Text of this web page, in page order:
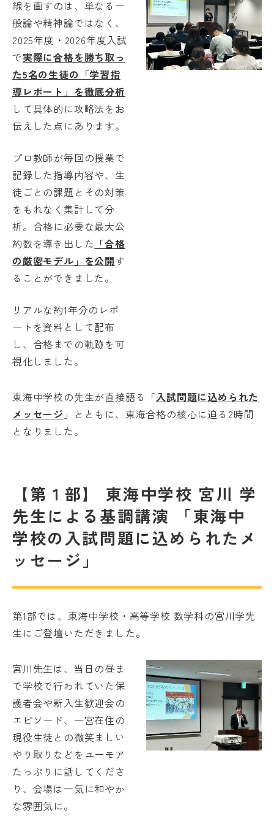
名門会note「プロが明かす合格のヒン
ト」
資料請求・お問い合わせ
線を画すのは、単なる一
般論や精神論ではなく、
2025年度・2026年度入試
で実際に合格を勝ち取っ
た5名の生徒の「学習指
導レポート」を徹底分析
して具体的に攻略法をお
伝えした点にあります。
プロ教師が毎回の授業で
記録した指導内容や、生
徒ごとの課題とその対策
をもれなく集計して分
析。合格に必要な最大公
約数を導き出した 「合格
の厳密モデル」を公開す
ることができました。
リアルな約1年分のレポ
ートを資料として配布
し、合格までの軌跡を可
視化しました。
東海中学校の先生が直接語る「入試問題に込められた
メッセージ 」とともに、東海合格の核心に迫る2時間
となりました。
【第１部】 東海中学校 宮川 学
先生による基調講演 「東海中
学校の入試問題に込められたメ
ッセージ」
第1部では、東海中学校・高等学校 数学科の宮川学先
生にご登壇いただきました。
宮川先生は、当日の昼ま
で学校で行われていた保
護者会や新入生歓迎会の
エピソード、一宮在住の
現役生徒との微笑ましい
やり取りなどをユーモア
たっぷりに話してくださ
り、会場は一気に和やか
な雰囲気に。